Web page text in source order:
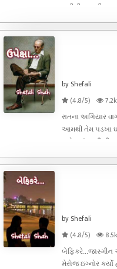
પારી રીતસરની
મધ્યમ વર્ગનું સૌ
by Shefali
(4.8/5)
7.2k
રાતના અગિયાર
આમથી તેમ પડખા
રસોડામાં પાણી
આજથી નવરાત્રી
by Shefali
(4.8/5)
8.5k
મેસેજ ઇગ્નોર